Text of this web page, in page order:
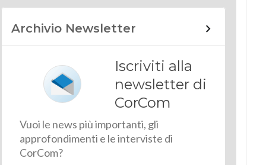
Archivio Newsletter
Iscriviti alla
newsletter di
CorCom
Vuoi le news più importanti, gli
approfondimenti e le interviste di
CorCom?